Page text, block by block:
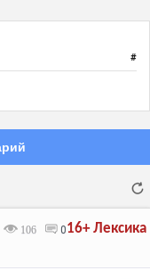
#
Лексика
16+
106 0